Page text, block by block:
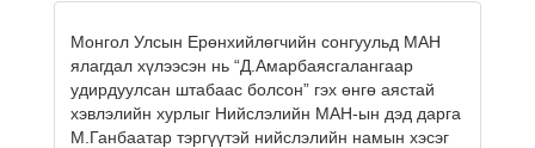
Монгол Улсын Ерөнхийлөгчийн сонгуульд МАН
ялагдал хүлээсэн нь “Д.Амарбаясгалангаар
удирдуулсан штабаас болсон” гэх өнгө аястай
хэвлэлийн хурлыг Нийслэлийн МАН-ын дэд дарга
М.Ганбаатар тэргүүтэй нийслэлийн намын хэсэг